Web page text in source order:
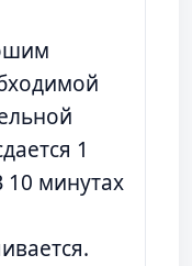
1
10 минутах